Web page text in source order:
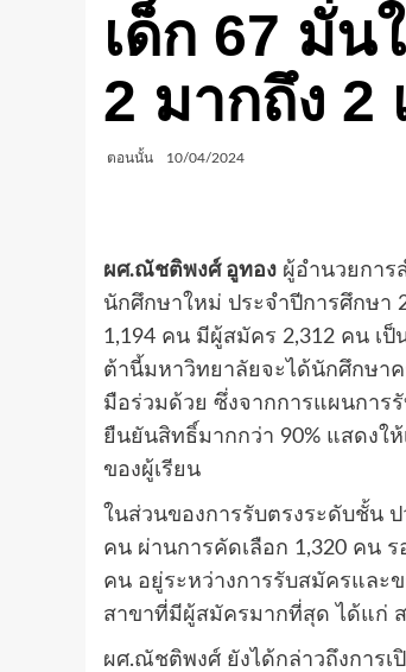
เด็ก 67 มั่
2 มากถึง 2
ตอนนั้น 10/04/2024
ผศ.ณัชติพงศ์ อูทอง ผู้อำนวยการ
นักศึกษาใหม่ ประจำปีการศึกษา
1,194 คน มีผู้สมัคร 2,312 คน เ
ต้านี้มหาวิทยาลัยจะได้นักศึกษา
มือร่วมด้วย ซึ่งจากการแผนการ
ยืนยันสิทธิ์มากกว่า 90% แสดงใ
ของผู้เรียน
ในส่วนของการรับตรงระดับชั้น
คน ผ่านการคัดเลือก 1,320 คน
คน อยู่ระหว่างการรับสมัครและ
สาขาที่มีผู้สมัครมากที่สุด ได้แก่
ผศ.ณัชติพงศ์ ยังได้กล่าวถึงการเ